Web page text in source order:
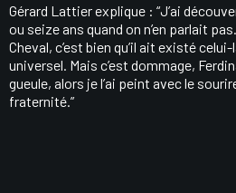
Gérard Lattier explique : “J’ai
ou seize ans quand on n’en parlait
Cheval, c’est bien qu’il ait existé celui-
universel. Mais c’est dommage,
gueule, alors je l’ai peint avec le
fraternité.”